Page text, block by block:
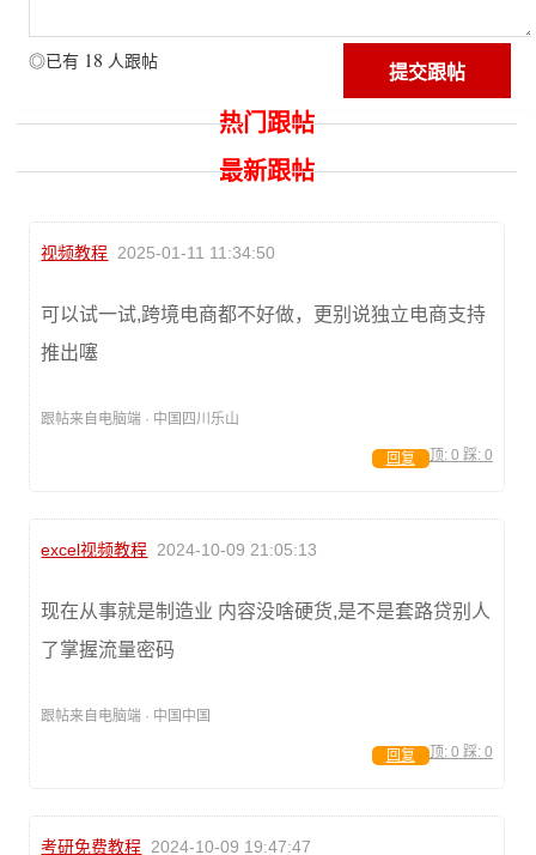
◎已有 18 人跟帖
热门跟帖
最新跟帖
视频教程 2025-01-11 11:34:50
可以试一试,跨境电商都不好做，更别说独立电商支持
推出噻
跟帖来自电脑端 · 中国四川乐山
顶: 0 踩: 0
回复
excel视频教程 2024-10-09 21:05:13
现在从事就是制造业 内容没啥硬货,是不是套路贷别人
了掌握流量密码
跟帖来自电脑端 · 中国中国
顶: 0 踩: 0
回复
考研免费教程 2024-10-09 19:47:47